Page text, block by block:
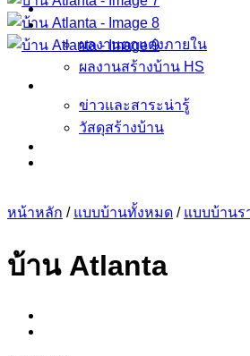
ข้อมูล ตกแต่งภายใน บิ้วอิน
ผลงาน
ผลงานตกแต่งภายใน
ผลงานสร้างบ้าน HS
ข่าวและสาระน่ารู้
วัสดุสร้างบ้าน
หน้าหลัก / แบบบ้านทั้งหมด / แบบบ้านร
บ้าน Atlanta